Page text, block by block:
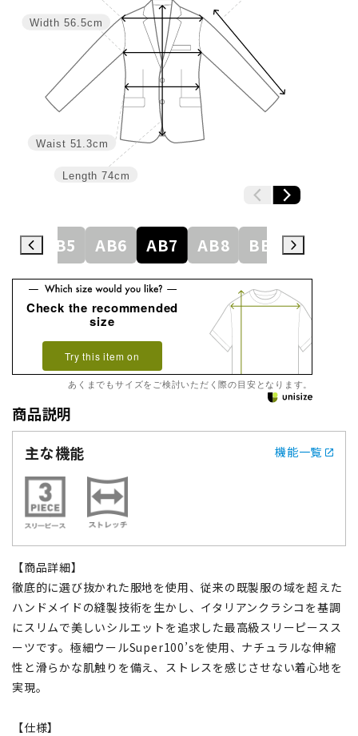
Length 74cm
Waist 51.3cm
Width 56.5cm
AB5 AB6 AB7 AB8 BE3 BE4
Check the recommended
size
Try this item on
あくまでもサイズをご検討いただく際の目安となります。
商品説明
主な機能
機能一覧
【商品詳細】
徹底的に選び抜かれた服地を使用、従来の既製服の域を超えた
ハンドメイドの縫製技術を生かし、イタリアンクラシコを基調
にスリムで美しいシルエットを追求した最高級スリーピースス
ーツです。極細ウールSuper100’sを使用、ナチュラルな伸縮
性と滑らかな肌触りを備え、ストレスを感じさせない着心地を
実現。
【仕様】